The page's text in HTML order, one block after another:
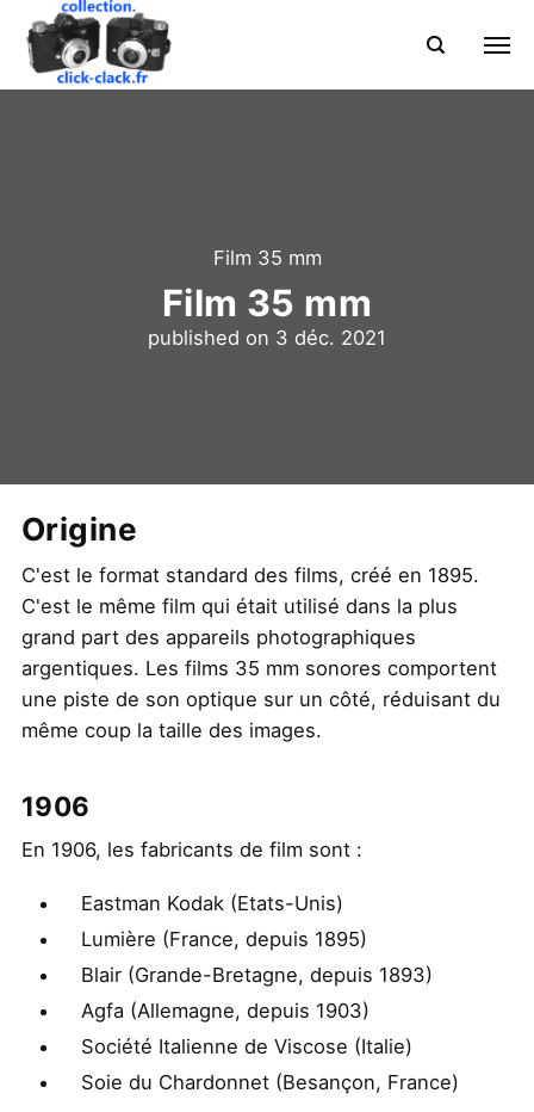
Film 35 mm
Film 35 mm
published on 3 déc. 2021
Origine
C'est le format standard des films, créé en 1895.
C'est le même film qui était utilisé dans la plus
grand part des appareils photographiques
argentiques. Les films 35 mm sonores comportent
une piste de son optique sur un côté, réduisant du
même coup la taille des images.
1906
En 1906, les fabricants de film sont :
Eastman Kodak (Etats-Unis)
Lumière (France, depuis 1895)
Blair (Grande-Bretagne, depuis 1893)
Agfa (Allemagne, depuis 1903)
Société Italienne de Viscose (Italie)
Soie du Chardonnet (Besançon, France)